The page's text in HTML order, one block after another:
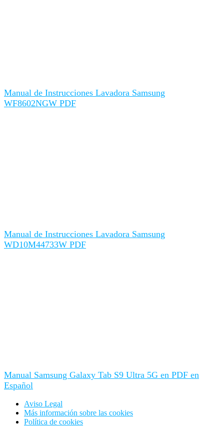
Manual de Instrucciones Lavadora Samsung
WF8602NGW PDF
Manual de Instrucciones Lavadora Samsung
WD10M44733W PDF
Manual Samsung Galaxy Tab S9 Ultra 5G en PDF en
Español
Aviso Legal
Más información sobre las cookies
Política de cookies